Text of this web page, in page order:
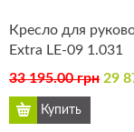
Кресло для
Extra LE-09 1.031
33 195.00 грн 29